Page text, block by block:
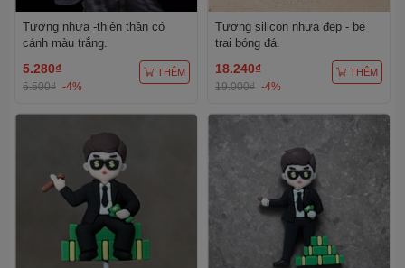
Tượng nhựa -thiên thần có
cánh màu trắng.
5.280₫
5.500₫ -4%
THÊM
Tượng silicon nhựa đẹp - bé
trai bóng đá.
18.240₫
19.000₫ -4%
THÊM